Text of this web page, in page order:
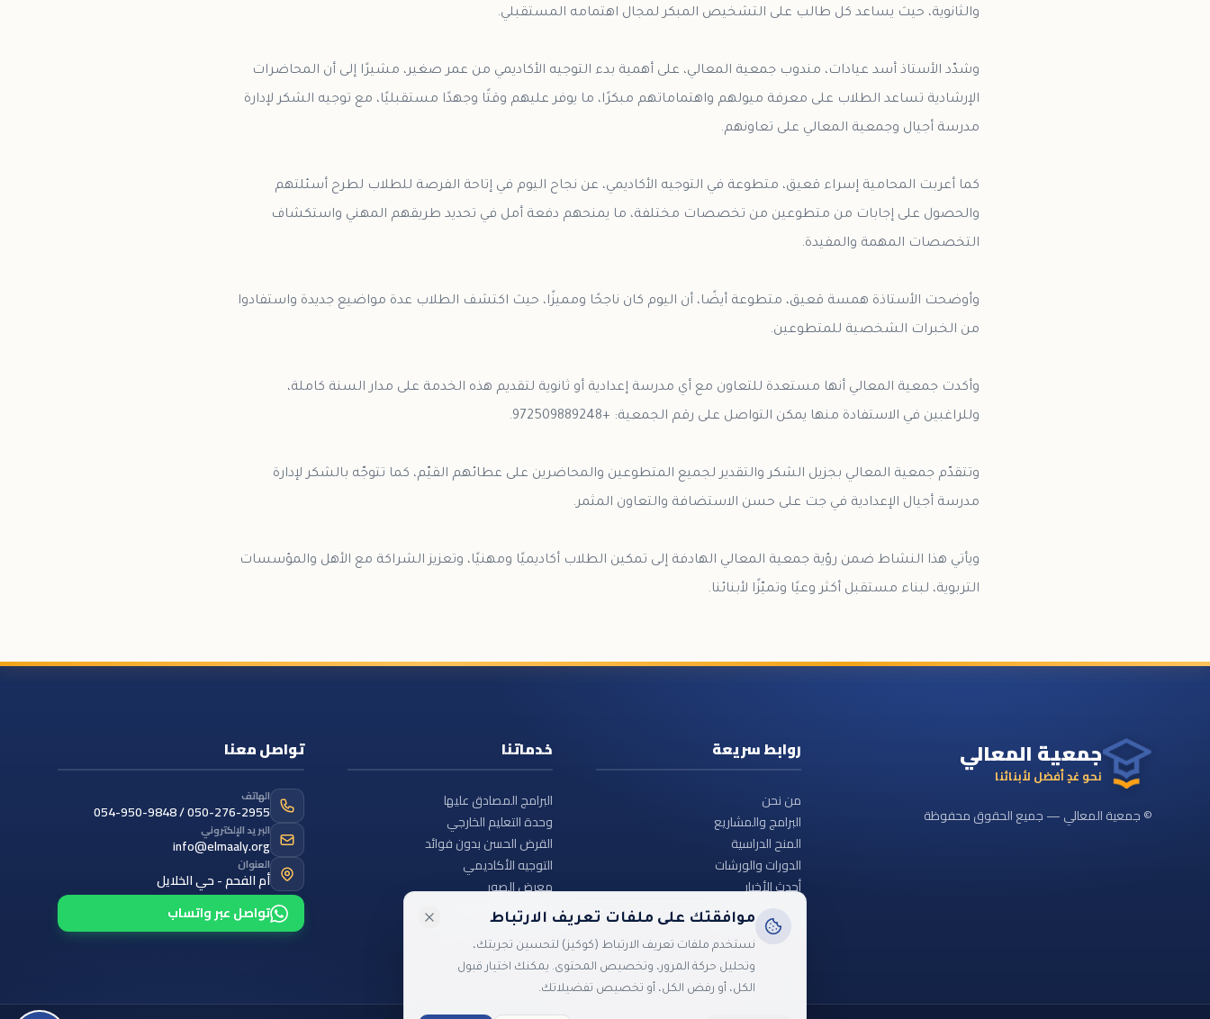
وشدّد الأستاذ أسد عيادات، مندوب جمعية المعالي، على أهمية بدء التوجيه الأكاديمي من عمر صغير، مشيرًا إلى أن المحاضرات
الإرشادية تساعد الطلاب على معرفة ميولهم واهتماماتهم مبكرًا، ما يوفر عليهم وقتًا وجهدًا مستقبليًا، مع توجيه الشكر لإدارة
كما أعربت المحامية إسراء قعيق، متطوعة في التوجيه الأكاديمي، عن نجاح اليوم في إتاحة الفرصة للطلاب لطرح أسئلتهم
والحصول على إجابات من متطوعين من تخصصات مختلفة، ما يمنحهم دفعة أمل في تحديد طريقهم المهني واستكشاف
وأوضحت الأستاذة همسة قعيق، متطوعة أيضًا، أن اليوم كان ناجحًا ومميزًا، حيث اكتشف الطلاب عدة مواضيع جديدة واستفادوا
وأكدت جمعية المعالي أنها مستعدة للتعاون مع أي مدرسة إعدادية أو ثانوية لتقديم هذه الخدمة على مدار السنة كاملة،
وتتقدّم جمعية المعالي بجزيل الشكر والتقدير لجميع المتطوعين والمحاضرين على عطائهم القيّم، كما تتوجّه بالشكر لإدارة
ويأتي هذا النشاط ضمن رؤية جمعية المعالي الهادفة إلى تمكين الطلاب أكاديميًا ومهنيًا، وتعزيز الشراكة مع الأهل والمؤسسات
التربوية، لبناء مستقبل أكثر وعيًا وتميّزًا لأبنائنا.
جمعية المعالي
نحو غدٍ أفضل لأبنائنا
© جمعية المعالي — جميع الحقوق محفوظة
روابط سريعة
من نحن
البرامج والمشاريع
المنح الدراسية
الدورات والورشات
أحدث الأخبار
الأسئلة الشائعة
خدماتنا
البرامج المصادق عليها
وحدة التعليم الخارجي
القرض الحسن بدون فوائد
التوجيه الأكاديمي
معرض الصور
ساهم معنا – تبرع
تواصل معنا
الهاتف
054-950-9848 / 050-276-2955
البريد الإلكتروني
info@elmaaly.org
العنوان
أم الفحم - حي الخلايل
تواصل عبر واتساب
موافقتك على ملفات تعريف الارتباط
نستخدم ملفات تعريف الارتباط (كوكيز) لتحسين تجربتك،
وتحليل حركة المرور، وتخصيص المحتوى. يمكنك اختيار قبول
الكل، أو رفض الكل، أو تخصيص تفضيلاتك.